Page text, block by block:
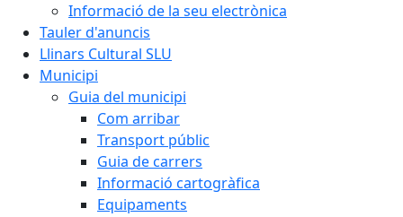
Informació de la seu electrònica
Tauler d'anuncis
Llinars Cultural SLU
Municipi
Guia del municipi
Com arribar
Transport públic
Guia de carrers
Informació cartogràfica
Equipaments